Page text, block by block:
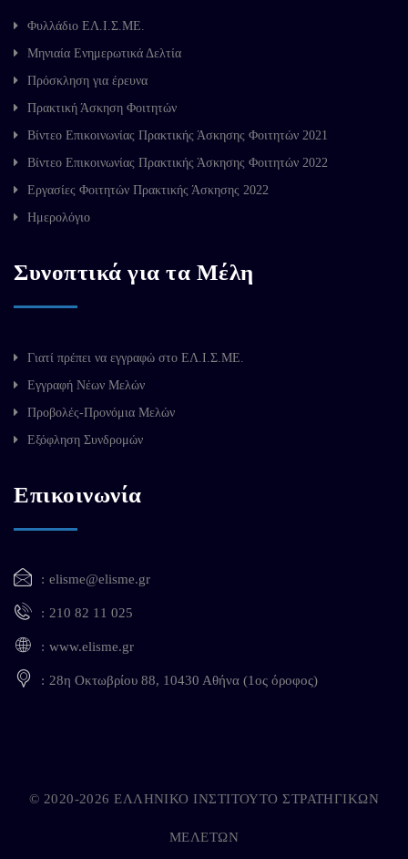
Φυλλάδιο ΕΛ.Ι.Σ.ΜΕ.
Μηνιαία Ενημερωτικά Δελτία
Πρόσκληση για έρευνα
Πρακτική Άσκηση Φοιτητών
Βίντεο Επικοινωνίας Πρακτικής Άσκησης Φοιτητών 2021
Βίντεο Επικοινωνίας Πρακτικής Άσκησης Φοιτητών 2022
Εργασίες Φοιτητών Πρακτικής Άσκησης 2022
Ημερολόγιο
Συνοπτικά για τα Μέλη
Γιατί πρέπει να εγγραφώ στο ΕΛ.Ι.Σ.ΜΕ.
Εγγραφή Νέων Μελών
Προβολές-Προνόμια Μελών
Εξόφληση Συνδρομών
Επικοινωνία
elisme@elisme.gr
210 82 11 025
www.elisme.gr
28η Οκτωβρίου 88, 10430 Αθήνα (1ος όροφος)
© 2020-2026 ΕΛΛΗΝΙΚΟ ΙΝΣΤΙΤΟΥΤΟ ΣΤΡΑΤΗΓΙΚΩΝ
ΜΕΛΕΤΩΝ